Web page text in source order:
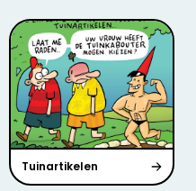
Tuinartikelen